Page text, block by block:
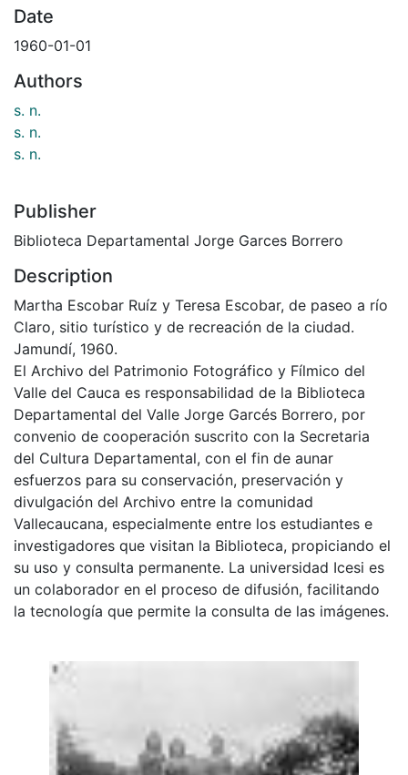
Date
1960-01-01
Authors
s. n.
s. n.
s. n.
Publisher
Biblioteca Departamental Jorge Garces Borrero
Description
Martha Escobar Ruíz y Teresa Escobar, de paseo a río
Claro, sitio turístico y de recreación de la ciudad.
Jamundí, 1960.
El Archivo del Patrimonio Fotográfico y Fílmico del
Valle del Cauca es responsabilidad de la Biblioteca
Departamental del Valle Jorge Garcés Borrero, por
convenio de cooperación suscrito con la Secretaria
del Cultura Departamental, con el fin de aunar
esfuerzos para su conservación, preservación y
divulgación del Archivo entre la comunidad
Vallecaucana, especialmente entre los estudiantes e
investigadores que visitan la Biblioteca, propiciando el
su uso y consulta permanente. La universidad Icesi es
un colaborador en el proceso de difusión, facilitando
la tecnología que permite la consulta de las imágenes.